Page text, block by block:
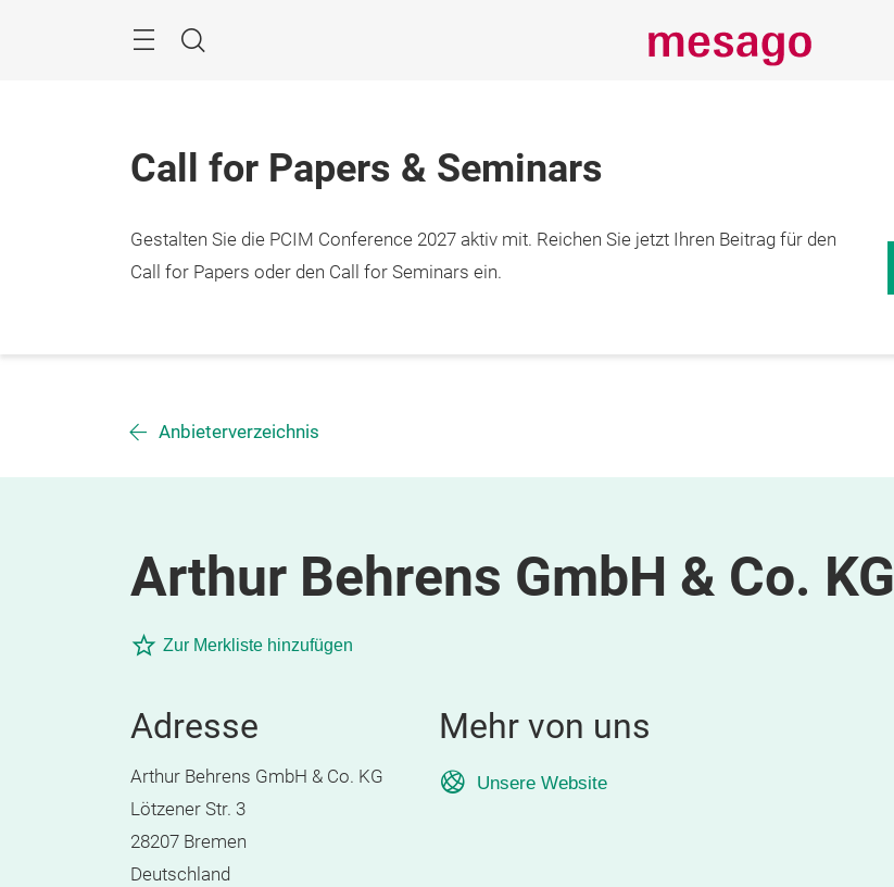
Suche
Call for Papers & Seminars
Gestalten Sie die PCIM Conference 2027 aktiv mit. Reichen Sie jetzt Ihren Beitrag für den
Call for Papers oder den Call for Seminars ein.
Anbieterverzeichnis
Arthur Behrens GmbH & Co. KG
Zur Merkliste hinzufügen
Adresse
Arthur Behrens GmbH & Co. KG
Lötzener Str. 3
28207 Bremen
Deutschland
Mehr von uns
Unsere Website